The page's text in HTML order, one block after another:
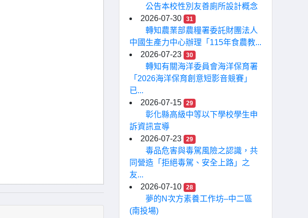
公告本校性別友善廁所設計概念
2026-07-30
31
轉知農業部農糧署委託財團法人
中國生產力中心辦理「115年食農教...
2026-07-23
30
轉知有關海洋委員會海洋保育署
「2026海洋保育創意短影音競賽」
已...
2026-07-15
29
彰化縣高級中等以下學校學生申
訴資訊宣導
2026-07-23
29
毒品危害與毒駕風險之認識，共
同營造「拒絕毒駕、安全上路」之
友...
2026-07-10
28
夢的N次方素養工作坊–中二區
(南投場)